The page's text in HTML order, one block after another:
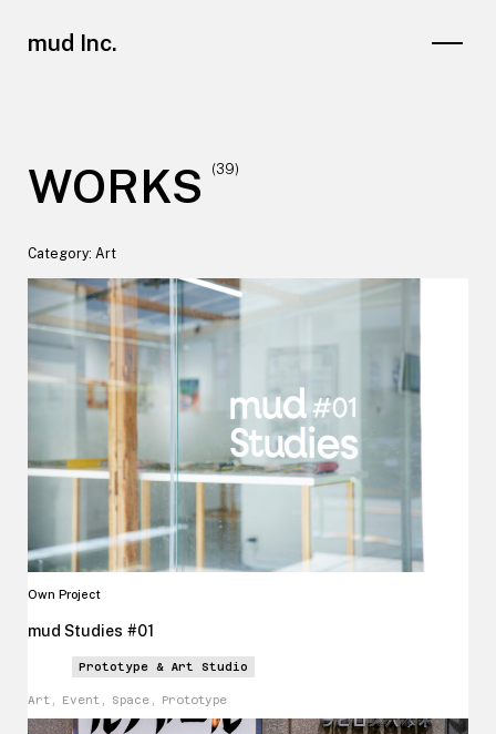
mud Inc.
WORKS (39)
Category: Art
Own Project
mud Studies #01
Prototype & Art Studio
Art, Event, Space, Prototype